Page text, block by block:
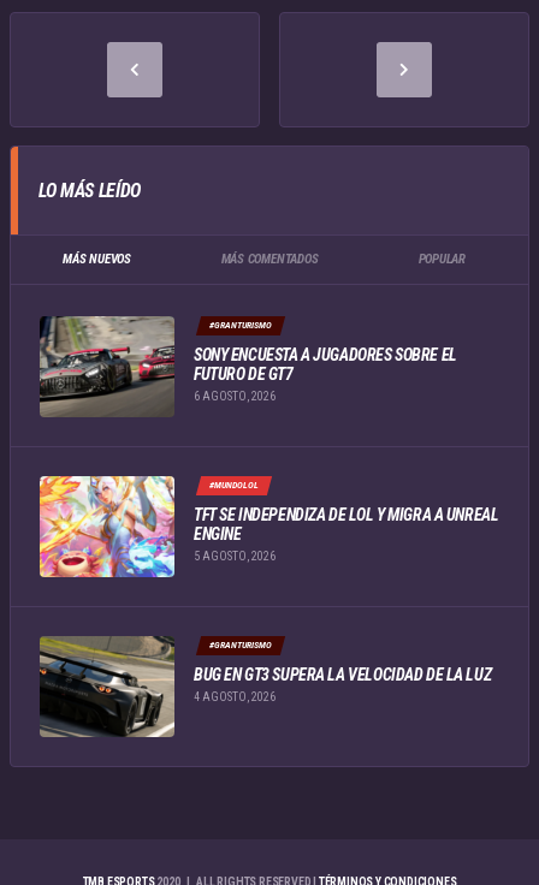
LO MÁS LEÍDO
MÁS NUEVOS MÁS COMENTADOS POPULAR
#GRANTURISMO
SONY ENCUESTA A JUGADORES SOBRE EL
FUTURO DE GT7
6 AGOSTO, 2026
#MUNDOLOL
TFT SE INDEPENDIZA DE LOL Y MIGRA A UNREAL
ENGINE
5 AGOSTO, 2026
#GRANTURISMO
BUG EN GT3 SUPERA LA VELOCIDAD DE LA LUZ
4 AGOSTO, 2026
TMB ESPORTS2020 | ALL RIGHTS RESERVED | TÉRMINOS Y CONDICIONES